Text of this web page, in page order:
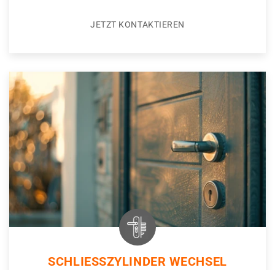
JETZT KONTAKTIEREN
SCHLIESSZYLINDER WECHSEL